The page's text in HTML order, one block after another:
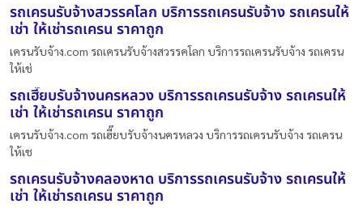
รถเครนรับจ้างสวรรคโลก บริการรถเครนรับจ้าง รถเครนให้
เช่า ให้เช่ารถเครน ราคาถูก
เครนรับจ้าง.com รถเครนรับจ้างสวรรคโลก บริการรถเครนรับจ้าง รถเครน
ให้เช่
รถเฮี๊ยบรับจ้างนครหลวง บริการรถเครนรับจ้าง รถเครนให้
เช่า ให้เช่ารถเครน ราคาถูก
เครนรับจ้าง.com รถเฮี๊ยบรับจ้างนครหลวง บริการรถเครนรับจ้าง รถเครน
ให้เช
รถเครนรับจ้างคลองหาด บริการรถเครนรับจ้าง รถเครนให้
เช่า ให้เช่ารถเครน ราคาถูก